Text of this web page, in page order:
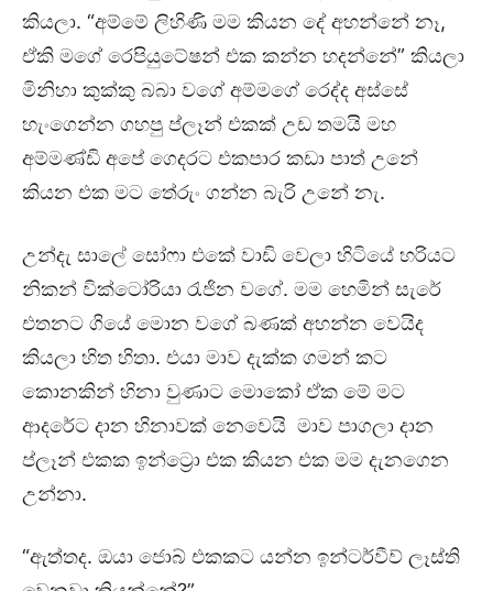
කියලා. “අම්මේ ලිහිණි මම කියන දේ අහන්නේ නෑ,
ඒකි මගේ රෙපියුටේෂන් එක කන්න හදන්නේ” කියලා
මිනිහා කුක්කු බබා වගේ අම්මගේ රෙද්ද අස්සේ
හැංගෙන්න ගහපු ප්ලෑන් එකක් උඩ තමයි මහ
අම්මණ්ඩි අපේ ගෙදරට එකපාර කඩා පාත් උනේ
කියන එක මට තේරුං ගන්න බැරි උනේ නැ.
උන්දැ සාලේ සෝෆා එකේ වාඩි වෙලා හිටියේ හරියට
නිකන් වික්ටෝරියා රැජින වගේ. මම හෙමින් සැරේ
එතනට ගියේ මොන වගේ බණක් අහන්න වෙයිද
කියලා හිත හිතා. එයා මාව දැක්ක ගමන් කට
කොනකින් හිනා වුණාට මොකෝ ඒක මේ මට
ආදරේට දාන හිනාවක් නෙවෙයි මාව පාගලා දාන
ප්ලෑන් එකක ඉන්ට්‍රො එක කියන එක මම දැනගෙන
උන්නා.
“ඇත්තද. ඔයා ජොබ් එකකට යන්න ඉන්ටර්වීව් ලෑස්ති